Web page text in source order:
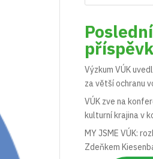
Poslední
Výzkum VÚK
za větší ochranu
VÚK zve na
kulturní krajina v
MY JSME VÚK:
Zdeňkem